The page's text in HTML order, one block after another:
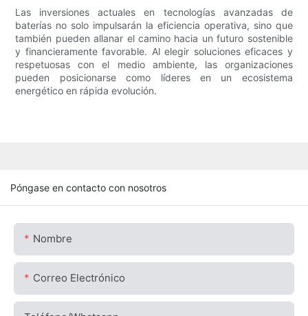
Las inversiones actuales en tecnologías avanzadas de
baterías no solo impulsarán la eficiencia operativa, sino que
también pueden allanar el camino hacia un futuro sostenible
y financieramente favorable. Al elegir soluciones eficaces y
respetuosas con el medio ambiente, las organizaciones
pueden posicionarse como líderes en un ecosistema
energético en rápida evolución.
Póngase en contacto con nosotros
Nombre
Correo Electrónico